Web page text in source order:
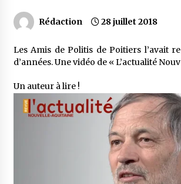
Rédaction 28 juillet 2018
Les Amis de Politis de Poitiers l’avait
d’années. Une vidéo de « L’actualité
Un auteur à lire !